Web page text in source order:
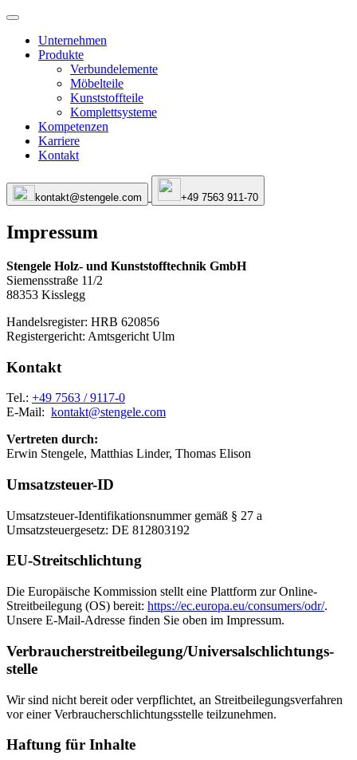
Unternehmen
Produkte
Verbundelemente
Möbelteile
Kunststoffteile
Komplettsysteme
Kompetenzen
Karriere
Kontakt
kontakt@stengele.com +49 7563 911-70
Impressum
Stengele Holz- und Kunststofftechnik GmbH
Siemensstraße 11/2
88353 Kisslegg
Handelsregister: HRB 620856
Registergericht: Amtsgericht Ulm
Kontakt
Tel.: +49 7563 / 9117-0
E-Mail: kontakt@stengele.com
Vertreten durch:
Erwin Stengele, Matthias Linder, Thomas Elison
Umsatzsteuer-ID
Umsatzsteuer-Identifikationsnummer gemäß § 27 a
Umsatzsteuergesetz: DE 812803192
EU-Streitschlichtung
Die Europäische Kommission stellt eine Plattform zur Online-
Streitbeilegung (OS) bereit: https://ec.europa.eu/consumers/odr/.
Unsere E-Mail-Adresse finden Sie oben im Impressum.
Verbraucher­streit­beilegung/Universal­schlichtungs­
stelle
Wir sind nicht bereit oder verpflichtet, an Streitbeilegungsverfahren
vor einer Verbraucherschlichtungsstelle teilzunehmen.
Haftung für Inhalte